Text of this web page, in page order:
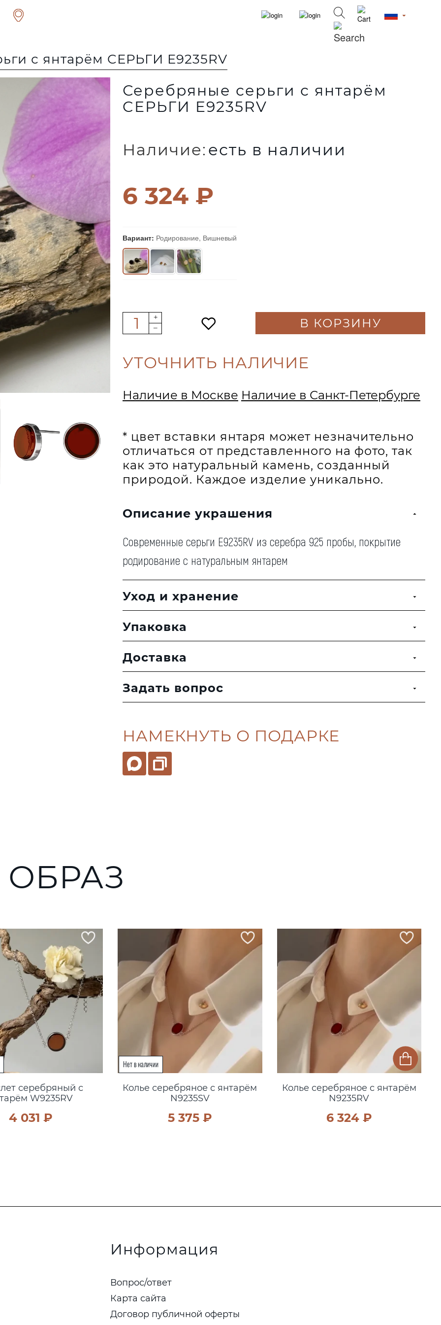
с янтарём CЕРЬГИ E9235RV
Серебряные серьги с янтарём
CЕРЬГИ E9235RV
6 324 ₽
Вариант: Родирование, Вишневый
Наличие: есть в наличии
В КОРЗИНУ
НАМЕКНУТЬ О ПОДАРКЕ
* цвет вставки янтаря может незначительно
отличаться от представленного на фото, так
как это натуральный камень, созданный
природой. Каждое изделие уникально.
Описание украшения
Современные серьги E9235RV из серебра 925 пробы, покрытие
родирование с натуральным янтарем
Уход и хранение
Упаковка
Доставка
Задать вопрос
УТОЧНИТЬ НАЛИЧИЕ
Наличие в Москве Наличие в Санкт-Петербурге
серебряный с
W9235RV
4 031 ₽
Колье серебряное с янтарём
N9235SV
5 375 ₽
Колье серебряное с янтарём
N9235RV
6 324 ₽
Информация
Вопрос/ответ
Карта сайта
Договор публичной оферты